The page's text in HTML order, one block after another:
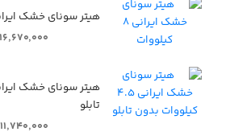
هیتر سونای خشک ایرانی ۸
۱۶,۶۷۰,۰۰۰ تومان
تابلو
۱۱,۷۴۰,۰۰۰ تومان